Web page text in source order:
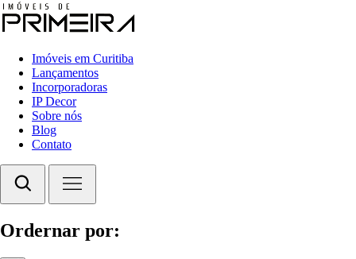
Imóveis em Curitiba
Lançamentos
Incorporadoras
IP Decor
Sobre nós
Blog
Contato
Ordernar por: